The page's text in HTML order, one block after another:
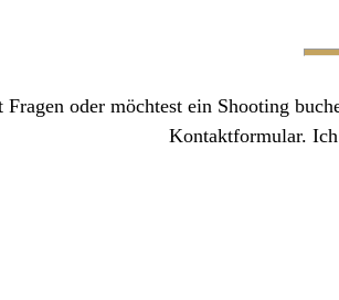
Fragen oder möchtest ein Shooting
Kontaktformular.